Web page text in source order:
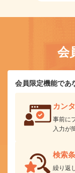
会
会員限定機能であ
カン
事前に
入力が
検索
繰り返